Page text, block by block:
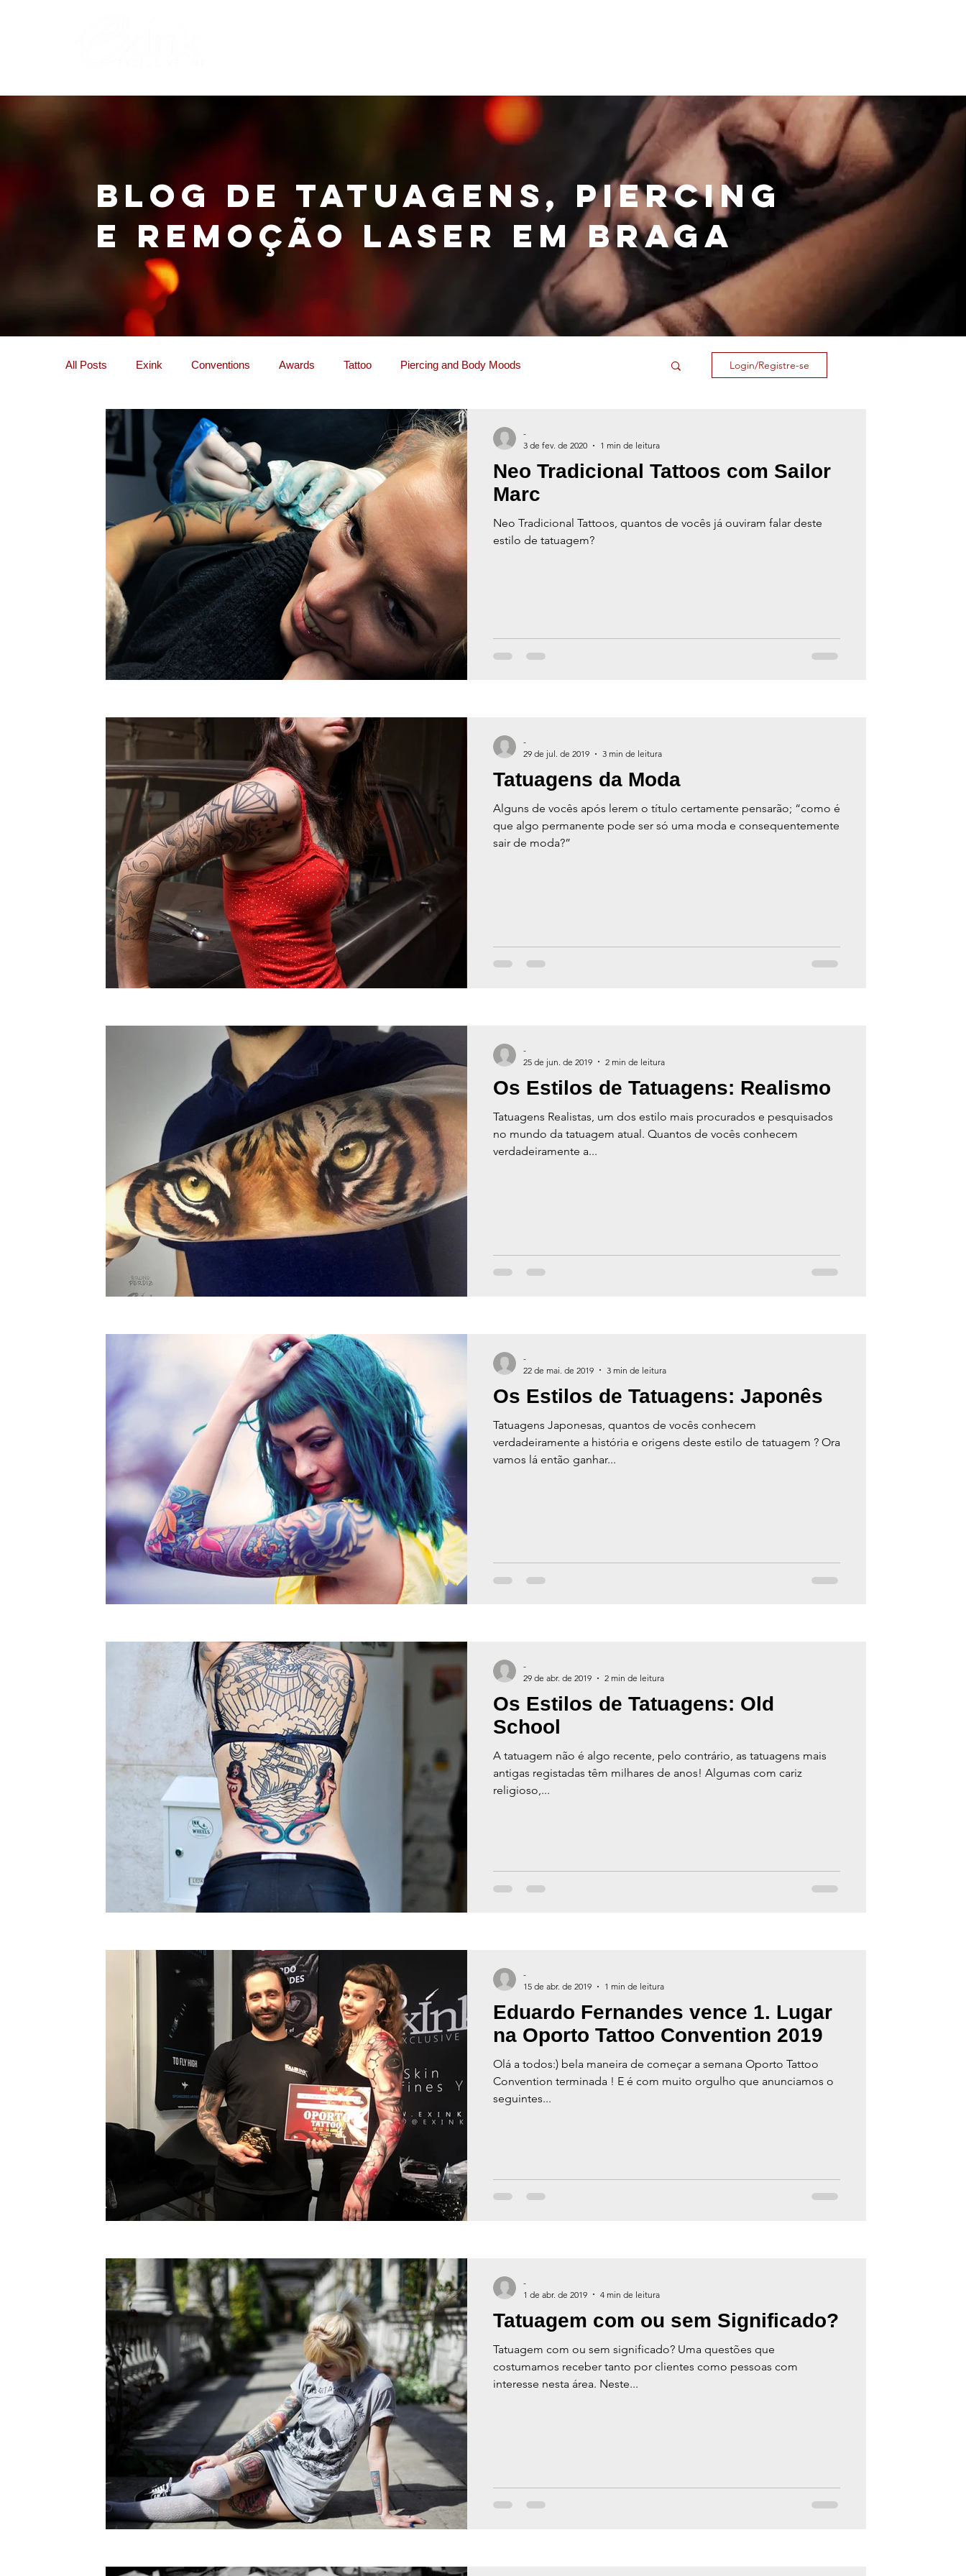
Blog de Tatuagens, Piercing
e Remoção Laser em Braga
All Posts Exink Conventions Awards Tattoo Piercing and Body Moods
Remoção Laser / Micropigmentação
Login/Registre-se
Neo Tradicional Tattoos com Sailor
Marc
Neo Tradicional Tattoos, quantos de vocês já ouviram falar deste
estilo de tatuagem?
-
3 de fev. de 2020
1 min de leitura
Tatuagens da Moda
Alguns de vocês após lerem o título certamente pensarão; “como é
que algo permanente pode ser só uma moda e consequentemente
sair de moda?”
-
29 de jul. de 2019
3 min de leitura
Os Estilos de Tatuagens: Realismo
Tatuagens Realistas, um dos estilo mais procurados e pesquisados
no mundo da tatuagem atual. Quantos de vocês conhecem
verdadeiramente a...
-
25 de jun. de 2019
2 min de leitura
Os Estilos de Tatuagens: Japonês
Tatuagens Japonesas, quantos de vocês conhecem
verdadeiramente a história e origens deste estilo de tatuagem ? Ora
vamos lá então ganhar...
-
22 de mai. de 2019
3 min de leitura
Os Estilos de Tatuagens: Old
School
A tatuagem não é algo recente, pelo contrário, as tatuagens mais
antigas registadas têm milhares de anos! Algumas com cariz
religioso,...
-
29 de abr. de 2019
2 min de leitura
Eduardo Fernandes vence 1. Lugar
na Oporto Tattoo Convention 2019
Olá a todos:) bela maneira de começar a semana Oporto Tattoo
Convention terminada ! E é com muito orgulho que anunciamos o
seguintes...
-
15 de abr. de 2019
1 min de leitura
Tatuagem com ou sem Significado?
Tatuagem com ou sem significado? Uma questões que
costumamos receber tanto por clientes como pessoas com
interesse nesta área. Neste...
-
1 de abr. de 2019
4 min de leitura